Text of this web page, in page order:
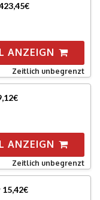
ANZEIGN
Zeitlich unbegrenzt
ANZEIGN
Zeitlich unbegrenzt